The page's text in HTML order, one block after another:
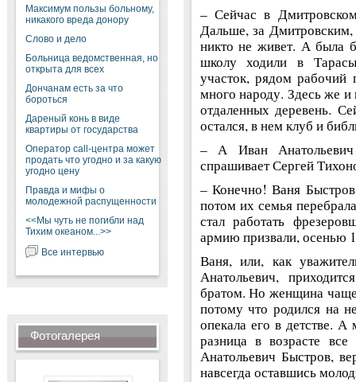
Максимум пользы больному,
никакого вреда донору
Слово и дело
Больница ведомственная, но
открыта для всех
Дончанам есть за что
бороться
Дареный конь в виде
квартиры от государства
Оператор call-центра может
продать что угодно и за какую
угодно цену
Правда и мифы о
молодежной распущенности
<<Мы чуть не погибли над
Тихим океаном...>>
Все интервью
Фотогалерея
– Сейчас в
Дальше, за Дмитровским,
никто не живет. А была
школу ходили в
участок, рядом рабочий
много народу. Здесь же и
отдаленных деревень.
остался, в нем клуб и
– А Иван
спрашивает Сергей
– Конечно! Ваня
потом их семья
стал работать
армию призвали, осенью
Ваня, или, как
Анатольевич,
братом. Но женщина
потому что родился на
опекала его в детстве.
разница в возрасте
Анатольевич Быстров,
навсегда оставшись